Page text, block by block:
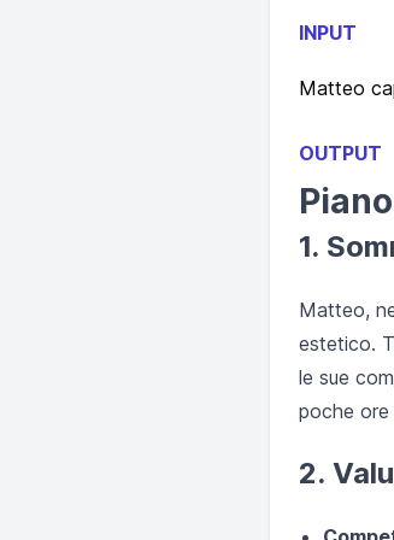
INPUT
Matteo
OUTPUT
1.
Matteo,
estetico.
le sue
poche
2.